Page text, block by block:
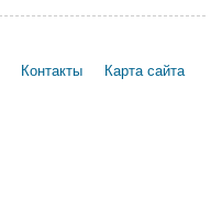
Контакты
Карта сайта